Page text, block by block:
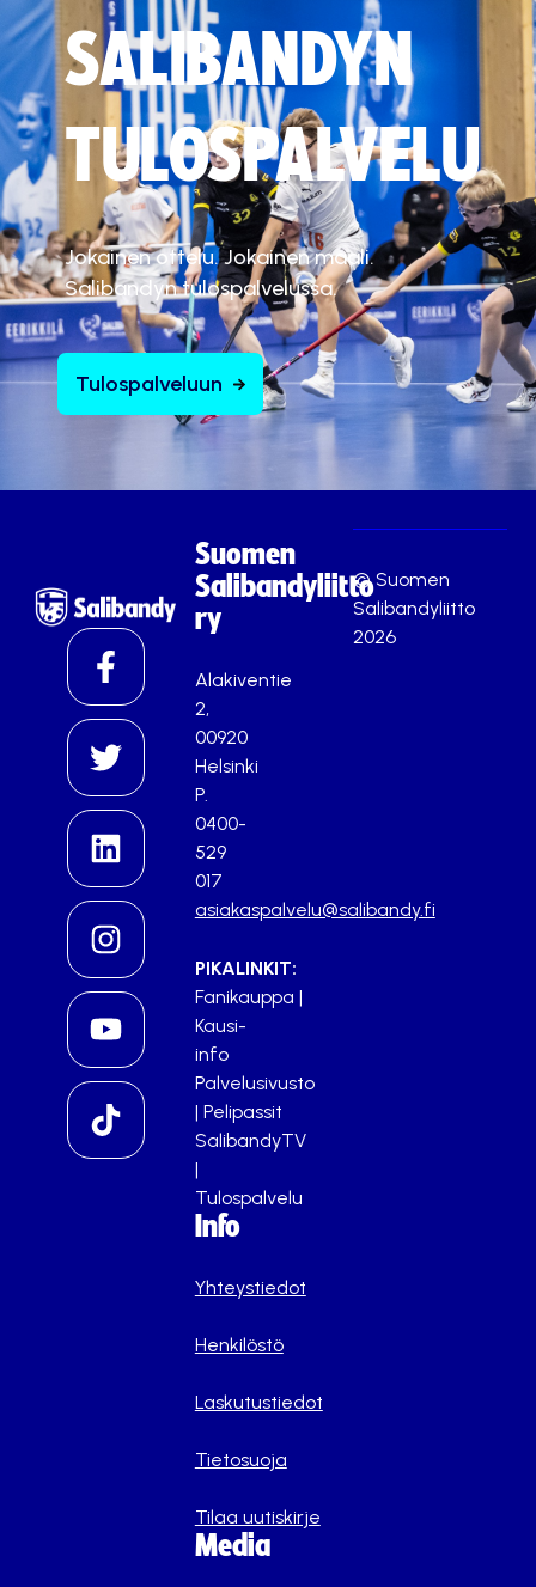
SALIBANDYN
TULOSPALVELU
Jokainen ottelu. Jokainen maali.
Salibandyn tulospalvelussa.
Tulospalveluun
Suomen
Salibandyliitto
ry
Alakiventie
2,
00920
Helsinki
P.
0400-
529
017
asiakaspalvelu@salibandy.fi
PIKALINKIT:
Fanikauppa |
Kausi-
info
Palvelusivusto
| Pelipassit
SalibandyTV
|
Tulospalvelu
Info
Yhteystiedot
Henkilöstö
Laskutustiedot
Tietosuoja
Tilaa uutiskirje
Media
© Suomen
Salibandyliitto
2026